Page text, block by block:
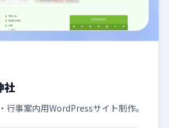
社
行事案内用WordPressサイト制作。